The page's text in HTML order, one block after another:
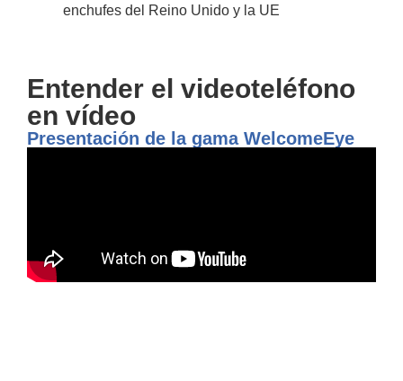
enchufes del Reino Unido y la UE
Entender el videoteléfono
en vídeo
Presentación de la gama WelcomeEye